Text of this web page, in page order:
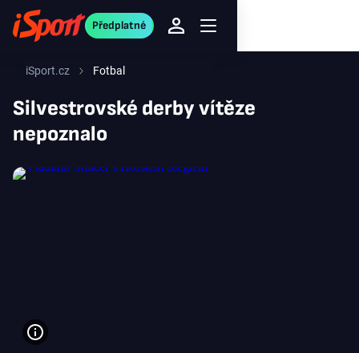
Předplatné
iSport.cz Fotbal
Silvestrovské derby vítěze
nepoznalo